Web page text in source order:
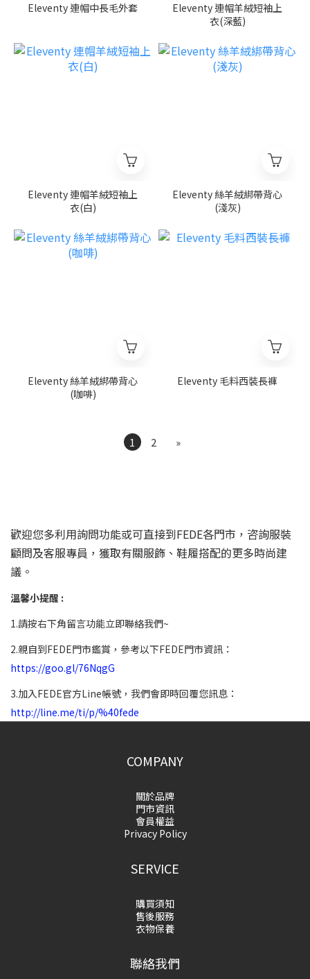
Eleventy 連帽中長毛外套
Eleventy 連帽羊絨短袖上
衣(深藍)
Eleventy 連帽羊絨短袖上
衣(白)
Eleventy 絲羊絨綁帶背心
(淺灰)
Eleventy 絲羊絨綁帶背心
(咖啡)
Eleventy 毛料西裝長褲
1 2 »
歡迎您多利用詢問功能或可直接到FEDE各門市，咨詢服裝
顧問及客服專員，獲取有關服飾、鞋履搭配的更多時尚建
議。
溫馨小提醒 :
1.請按右下角留言功能立即聯絡我們~
2.親自到FEDE門市鑑賞，參考以下FEDE門市資訊：
https://goo.gl/76NqgG
3.加入FEDE官方Line帳號，我們會即時回覆您訊息：
http://line.me/ti/p/%40fede
COMPANY
關於品牌
門市資訊
會員權益
Privacy Policy
SERVICE
購買須知
售後服務
衣物保養
聯絡我們